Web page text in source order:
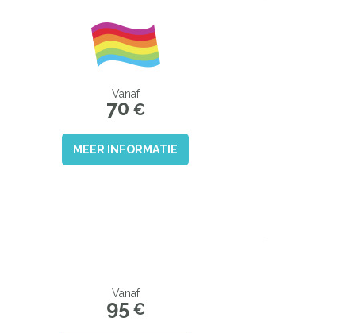
Vanaf
70 €
MEER INFORMATIE
Vanaf
95€